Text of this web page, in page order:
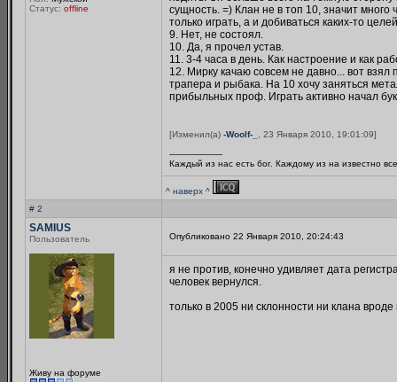
Статус: offline
сущность. =) Клан не в топ 10, значит
только играть, а и добиваться каких-то
9. Нет, не состоял.
10. Да, я прочел устав.
11. 3-4 часа в день. Как настроение и как
12. Мирку качаю совсем не давно... вот
трапера и рыбака. На 10 хочу заняться
прибыльных проф. Играть активно начал
[Изменил(а) -Woolf-_
, 23 Января 2010, 19:01:09]
--------------------
Каждый из нас есть бог. Каждому из на известно
^ наверх ^
# 2
SAMIUS
Пользователь
Живу на форуме
Опубликовано 22 Января 2010, 20:24:43
я не против, конечно удивляет дата
человек вернулся.
только в 2005 ни склонности ни клана